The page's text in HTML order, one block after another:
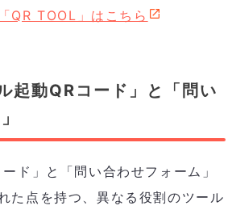
QR TOOL」はこちら
起動QRコード」と「問い
ード」と「問い合わせフォーム」
た点を持つ、異なる役割のツール